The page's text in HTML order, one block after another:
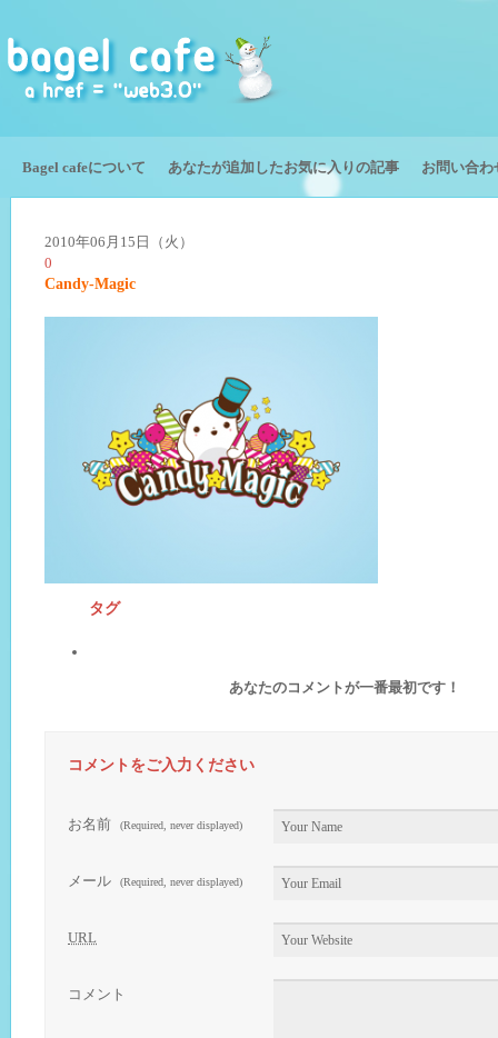
Bagel cafeについて あなたが追加したお気に入りの記事 お問い合わ
2010年06月15日（火）
0
Candy-Magic
タグ
あなたのコメントが一番最初です！
コメントをご入力ください
お名前 (Required, never displayed)
メール (Required, never displayed)
URL
コメント